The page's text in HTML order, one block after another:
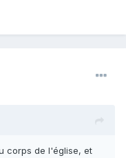
corps de l'église, et